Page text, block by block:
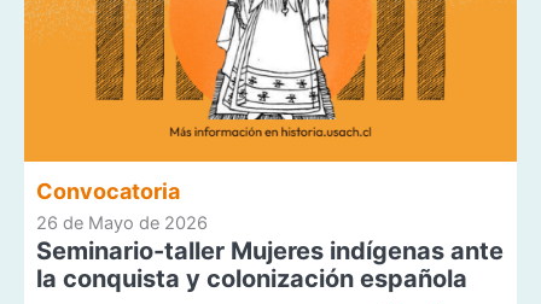
Convocatoria
26 de Mayo de 2026
Seminario-taller Mujeres indígenas ante
la conquista y colonización española